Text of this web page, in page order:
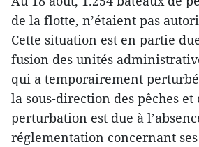
de la flotte, n’étaient pas
Cette situation est en partie
fusion des unités
qui a temporairement
la sous-direction des pêches et
perturbation est due à
réglementation concernant